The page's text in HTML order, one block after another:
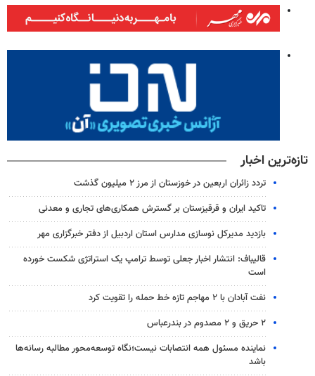
تازه‌ترین اخبار
تردد زائران اربعین در خوزستان از مرز ۲ میلیون گذشت
تاکید ایران و قرقیزستان بر گسترش همکاری‌های تجاری و معدنی
بازدید مدیرکل نوسازی مدارس استان اردبیل از دفتر خبرگزاری مهر
قالیباف: انتشار اخبار جعلی توسط ترامپ یک استراتژی شکست خورده
است
نفت آبادان با ۲ مهاجم تازه خط حمله را تقویت کرد
۲ حریق و ۲ مصدوم در بندرعباس
نماینده مسئول همه انتصابات نیست؛نگاه توسعه‌محور مطالبه رسانه‌ها
باشد